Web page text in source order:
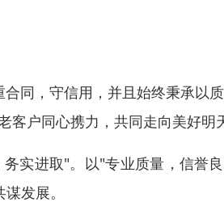
同，守信用，并且始终秉承以
客户同心携力，共同走向美好明
实进取"。以"专业质量，信誉
发展。